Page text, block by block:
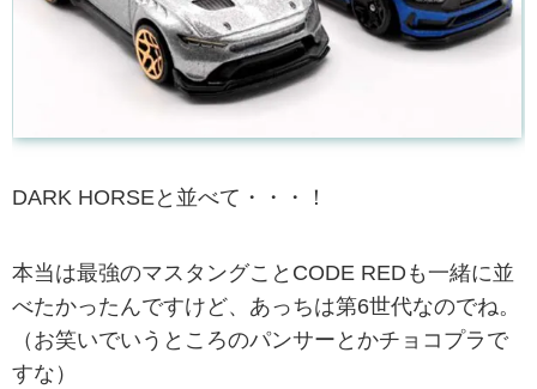
DARK HORSEと並べて・・・！
本当は最強のマスタングことCODE REDも一緒に並
べたかったんですけど、あっちは第6世代なのでね。
（お笑いでいうところのパンサーとかチョコプラで
すな）